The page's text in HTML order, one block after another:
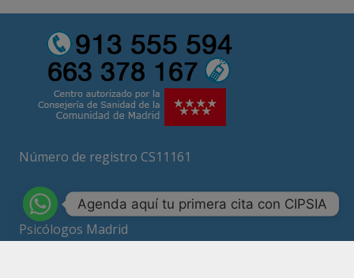
Número de registro CS11161
Psicólogos Madrid
Agenda aquí tu primera cita con CIPSIA